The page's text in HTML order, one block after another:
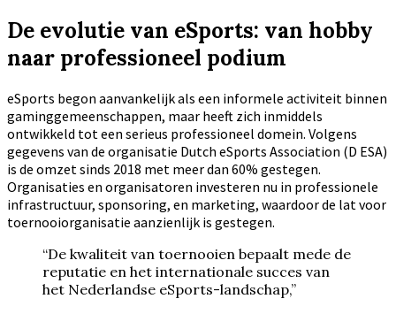
De evolutie van eSports: van hobby
naar professioneel podium
eSports begon aanvankelijk als een informele activiteit binnen
gaminggemeenschappen, maar heeft zich inmiddels
ontwikkeld tot een serieus professioneel domein. Volgens
gegevens van de organisatie Dutch eSports Association (D ESA)
is de omzet sinds 2018 met meer dan 60% gestegen.
Organisaties en organisatoren investeren nu in professionele
infrastructuur, sponsoring, en marketing, waardoor de lat voor
toernooiorganisatie aanzienlijk is gestegen.
“De kwaliteit van toernooien bepaalt mede de
reputatie en het internationale succes van
het Nederlandse eSports-landschap,”